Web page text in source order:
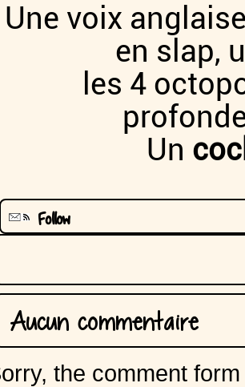
Une voix
en slap,
les 4
Un
Follow
Aucun commentaire
the comment